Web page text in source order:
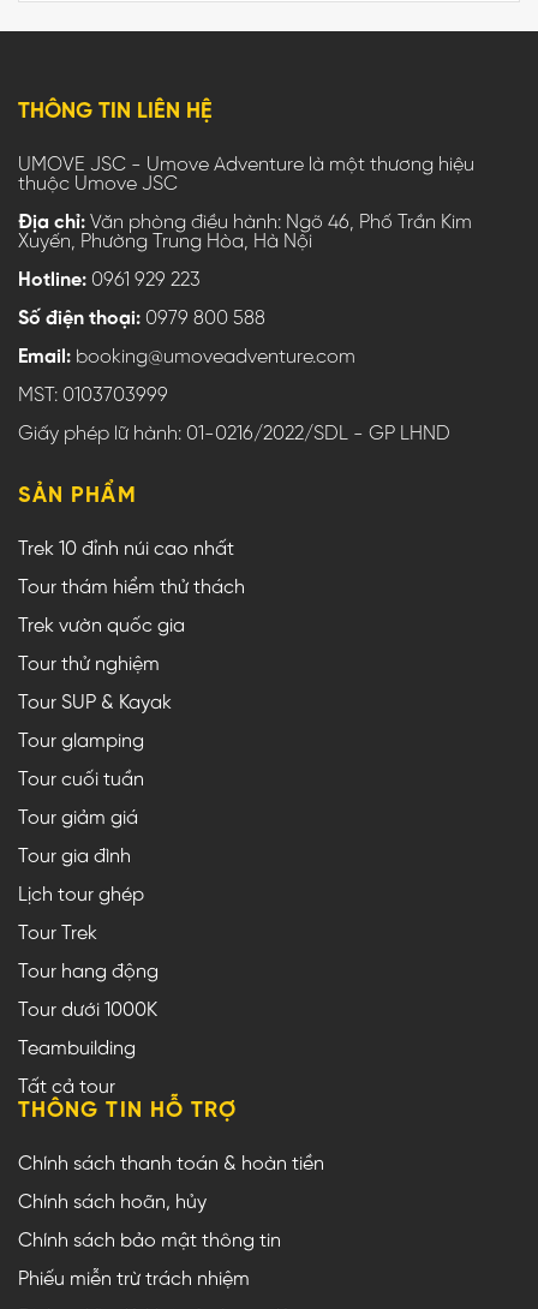
THÔNG TIN LIÊN HỆ
UMOVE JSC - Umove Adventure là một thương hiệu
thuộc Umove JSC
Địa chỉ: Văn phòng điều hành: Ngõ 46, Phố Trần Kim
Xuyến, Phường Trung Hòa, Hà Nội
Hotline: 0961 929 223
Số điện thoại: 0979 800 588
Email: booking@umoveadventure.com
MST: 0103703999
Giấy phép lữ hành: 01-0216/2022/SDL - GP LHND
SẢN PHẨM
Trek 10 đỉnh núi cao nhất
Tour thám hiểm thử thách
Trek vườn quốc gia
Tour thử nghiệm
Tour SUP & Kayak
Tour glamping
Tour cuối tuần
Tour giảm giá
Tour gia đình
Lịch tour ghép
Tour Trek
Tour hang động
Tour dưới 1000K
Teambuilding
Tất cả tour
THÔNG TIN HỖ TRỢ
Chính sách thanh toán & hoàn tiền
Chính sách hoãn, hủy
Chính sách bảo mật thông tin
Phiếu miễn trừ trách nhiệm